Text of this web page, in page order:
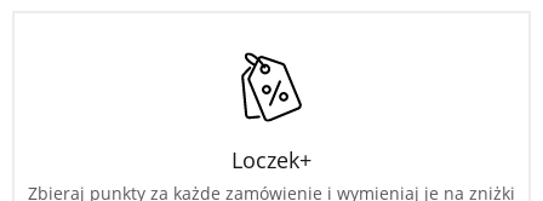
Loczek+
Zbieraj punkty za każde zamówienie i wymieniaj je na zniżki